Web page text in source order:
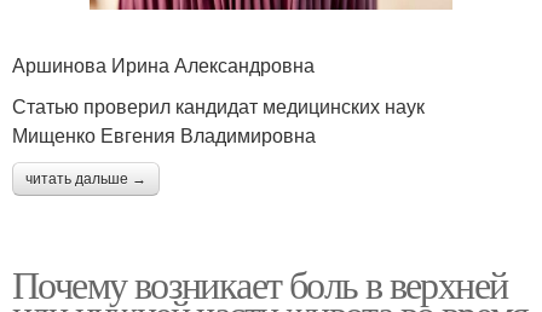
Аршинова Ирина Александровна
Статью проверил кандидат медицинских наук
Мищенко Евгения Владимировна
читать дальше →
Почему возникает боль в верхней